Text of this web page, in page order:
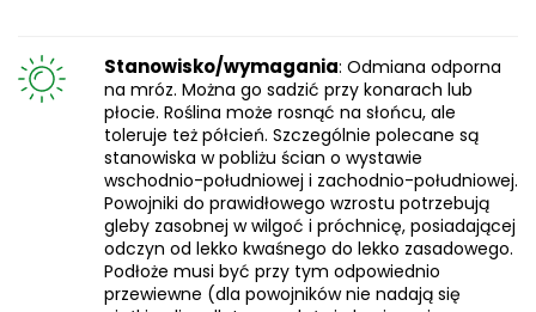
Stanowisko/wymagania: Odmiana odporna
na mróz. Można go sadzić przy konarach lub
płocie. Roślina może rosnąć na słońcu, ale
toleruje też półcień. Szczególnie polecane są
stanowiska w pobliżu ścian o wystawie
wschodnio-południowej i zachodnio-południowej.
Powojniki do prawidłowego wzrostu potrzebują
gleby zasobnej w wilgoć i próchnicę, posiadającej
odczyn od lekko kwaśnego do lekko zasadowego.
Podłoże musi być przy tym odpowiednio
przewiewne (dla powojników nie nadają się